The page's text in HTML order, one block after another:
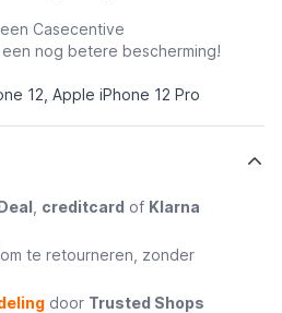
Casecentive
nog betere bescherming!
12, Apple iPhone 12 Pro
creditcard of Klarna
om te retourneren, zonder
door Trusted Shops